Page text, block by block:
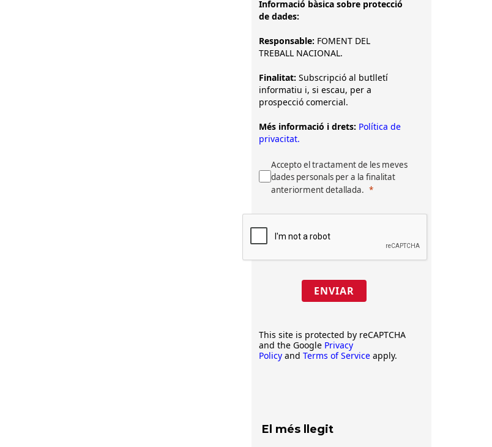
Informació bàsica sobre protecció
de dades:
Responsable: FOMENT DEL
TREBALL NACIONAL.
Finalitat: Subscripció al butlletí
informatiu i, si escau, per a
prospecció comercial.
Més informació i drets: Política de
privacitat.
Accepto el tractament de les meves
dades personals per a la finalitat
anteriorment detallada.
ENVIAR
This site is protected by reCAPTCHA
and the Google Privacy
Policy and Terms of Service apply.
El més llegit